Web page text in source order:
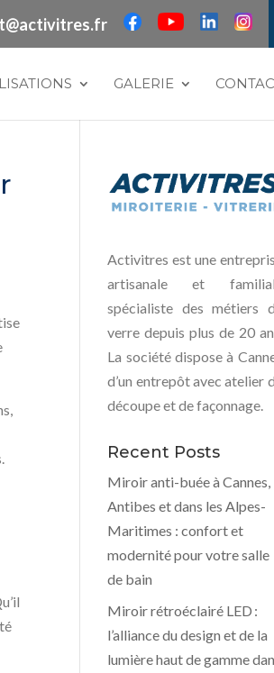
GALERIE
Activitres est une
artisanale et
spécialiste des métiers
verre depuis plus de 20
La société dispose à
d’un entrepôt avec atelier
découpe et de façonnage.
Recent Posts
Miroir anti-buée à Cannes,
Antibes et dans les Alpes-
Maritimes : confort et
modernité pour votre salle
de bain
Miroir rétroéclairé LED :
l’alliance du design et de la
lumière haut de gamme